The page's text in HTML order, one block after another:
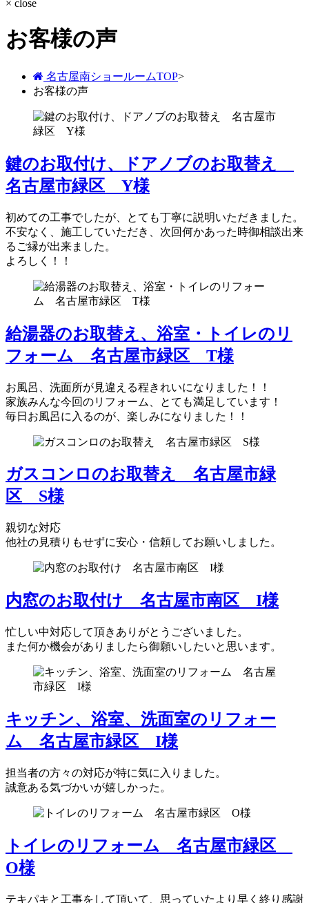
× close
お客様の声
名古屋南ショールームTOP>
お客様の声
鍵のお取付け、ドアノブのお取替え
名古屋市緑区 Y様
初めての工事でしたが、とても丁寧に説明いただきました。
不安なく、施工していただき、次回何かあった時御相談出来
るご縁が出来ました。
よろしく！！
給湯器のお取替え、浴室・トイレのリ
フォーム 名古屋市緑区 T様
お風呂、洗面所が見違える程きれいになりました！！
家族みんな今回のリフォーム、とても満足しています！
毎日お風呂に入るのが、楽しみになりました！！
ガスコンロのお取替え 名古屋市緑
区 S様
親切な対応
他社の見積りもせずに安心・信頼してお願いしました。
内窓のお取付け 名古屋市南区 I様
忙しい中対応して頂きありがとうございました。
また何か機会がありましたら御願いしたいと思います。
キッチン、浴室、洗面室のリフォー
ム 名古屋市緑区 I様
担当者の方々の対応が特に気に入りました。
誠意ある気づかいが嬉しかった。
トイレのリフォーム 名古屋市緑区
O様
テキパキと工事をして頂いて、思っていたより早く終り感謝